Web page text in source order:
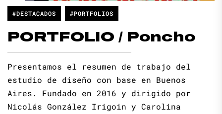
#DESTACADOS #PORTFOLIOS
PORTFOLIO / Poncho
Presentamos el resumen de trabajo del
estudio de diseño con base en Buenos
Aires. Fundado en 2016 y dirigido por
Nicolás González Irigoin y Carolina